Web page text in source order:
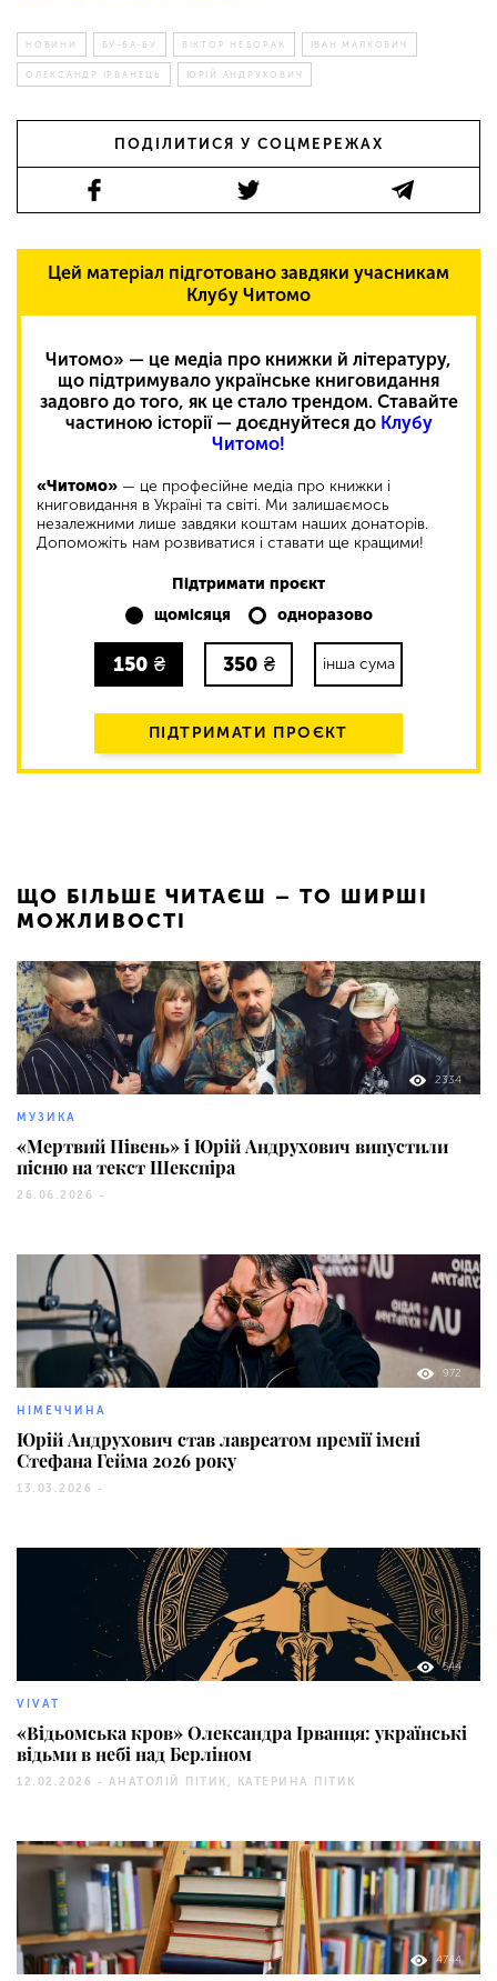
НОВИНИ БУ-БА-БУ ВІКТОР НЕБОРАК ІВАН МАЛКОВИЧ
ОЛЕКСАНДР ІРВАНЕЦЬ ЮРІЙ АНДРУХОВИЧ
ПОДІЛИТИСЯ У СОЦМЕРЕЖАХ
Цей матеріал підготовано завдяки учасникам
Клубу Читомо
Читомо» — це медіа про книжки й літературу,
що підтримувало українське книговидання
задовго до того, як це стало трендом. Ставайте
частиною історії — доєднуйтеся до Клубу
Читомо!
«Читомо» — це професійне медіа про книжки і
книговидання в Україні та світі. Ми залишаємось
незалежними лише завдяки коштам наших донаторів.
Допоможіть нам розвиватися і ставати ще кращими!
Підтримати проєкт
щомісяця
одноразово
150 ₴ 350 ₴ інша сума
ПІДТРИМАТИ ПРОЄКТ
ЩО БІЛЬШЕ ЧИТАЄШ – ТО ШИРШІ
МОЖЛИВОСТІ
2334
МУЗИКА
«Мертвий Півень» і Юрій Андрухович випустили
пісню на текст Шекспіра
26.06.2026 -
972
НІМЕЧЧИНА
Юрій Андрухович став лавреатом премії імені
Стефана Гейма 2026 року
13.03.2026 -
544
VIVAT
«Відьомська кров» Олександра Ірванця: українські
відьми в небі над Берліном
12.02.2026 - АНАТОЛІЙ ПІТИК, КАТЕРИНА ПІТИК
4744